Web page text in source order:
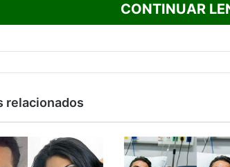
CONTINUAR
relacionados